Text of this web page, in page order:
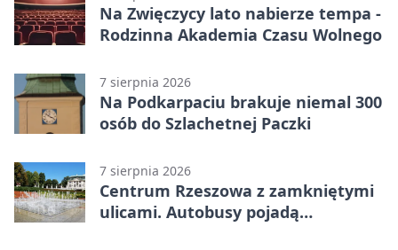
Na Zwięczycy lato nabierze tempa -
Rodzinna Akademia Czasu Wolnego
7 sierpnia 2026
Na Podkarpaciu brakuje niemal 300
osób do Szlachetnej Paczki
7 sierpnia 2026
Centrum Rzeszowa z zamkniętymi
ulicami. Autobusy pojadą